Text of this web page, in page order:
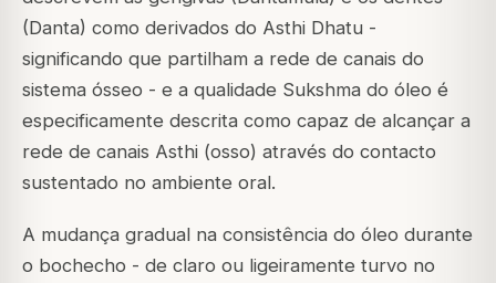
(Danta) como derivados do Asthi Dhatu -
significando que partilham a rede de canais do
sistema ósseo - e a qualidade Sukshma do óleo é
especificamente descrita como capaz de alcançar a
rede de canais Asthi (osso) através do contacto
sustentado no ambiente oral.
A mudança gradual na consistência do óleo durante
o bochecho - de claro ou ligeiramente turvo no